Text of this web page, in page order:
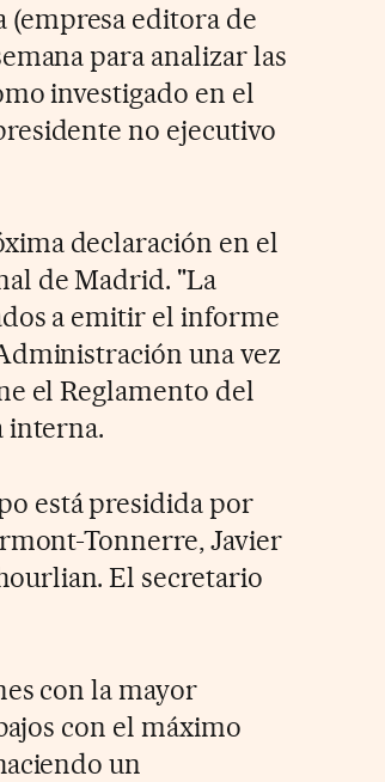
(empresa editora de
para analizar las
investigado en el
no ejecutivo
declaración en el
de Madrid. "La
a emitir el informe
una vez
el Reglamento del
interna.
está presidida por
Tonnerre, Javier
El secretario
con la mayor
con el máximo
un